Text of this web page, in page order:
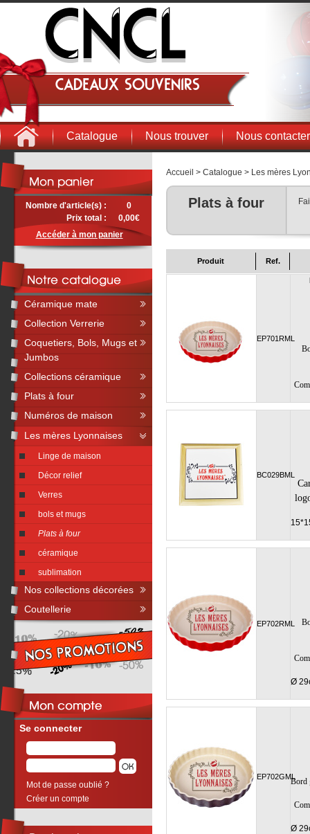
Cadeaux souvenirs
Catalogue Nous trouver Nous contacter
Accueil > Catalogue > Les mères
Plats à four
Produit Ref.
EP701RML
BC029BML
EP702RML
Ø
EP702GMLBord
Ø
Nombre d'article(s) :
0
Prix total :
0,00€
Accéder à mon panier
Céramique mate
Collection Verrerie
Coquetiers, Bols, Mugs et
Jumbos
Collections céramique
Plats à four
Numéros de maison
Les mères Lyonnaises
Linge de maison
Décor relief
Verres
bols et mugs
Plats à four
céramique
sublimation
Nos collections décorées
Coutellerie
Se connecter
Mot de passe oublié ?
Créer un compte